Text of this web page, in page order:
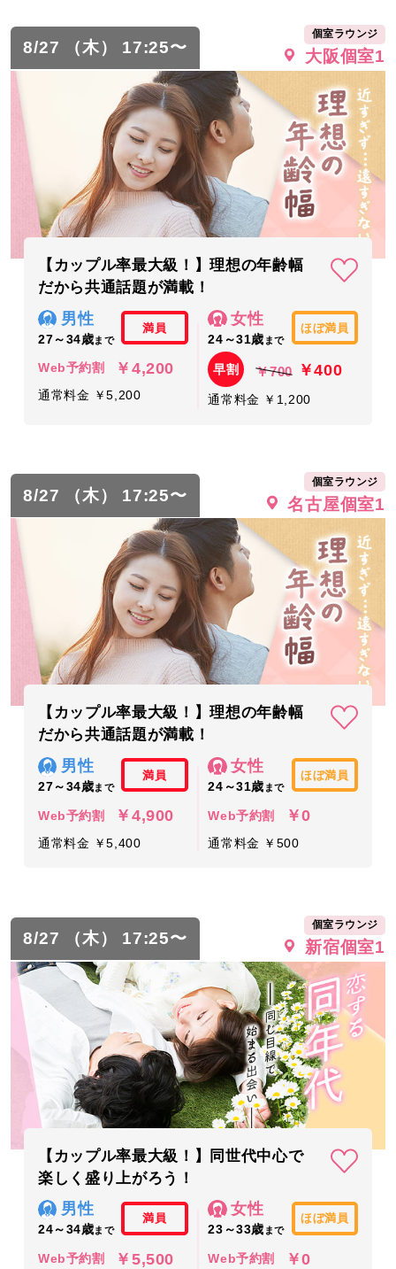
8/27 （木） 17:25〜
個室ラウンジ
大阪個室1
【カップル率最大級！】理想の年齢幅
だから共通話題が満載！
男性
27～34歳まで
満員
Web予約割 ￥4,200
通常料金 ￥5,200
女性
24～31歳 まで
ほぼ満員
早割 ￥700 ￥400
通常料金 ￥1,200
8/27 （木） 17:25〜
個室ラウンジ
名古屋個室1
【カップル率最大級！】理想の年齢幅
だから共通話題が満載！
男性
27～34歳まで
満員
Web予約割 ￥4,900
通常料金 ￥5,400
女性
24～31歳 まで
ほぼ満員
Web予約割 ￥0
通常料金 ￥500
8/27 （木） 17:25〜
個室ラウンジ
新宿個室1
【カップル率最大級！】同世代中心で
楽しく盛り上がろう！
男性
24～34歳まで
満員
Web予約割 ￥5,500
女性
23～33歳 まで
ほぼ満員
Web予約割 ￥0